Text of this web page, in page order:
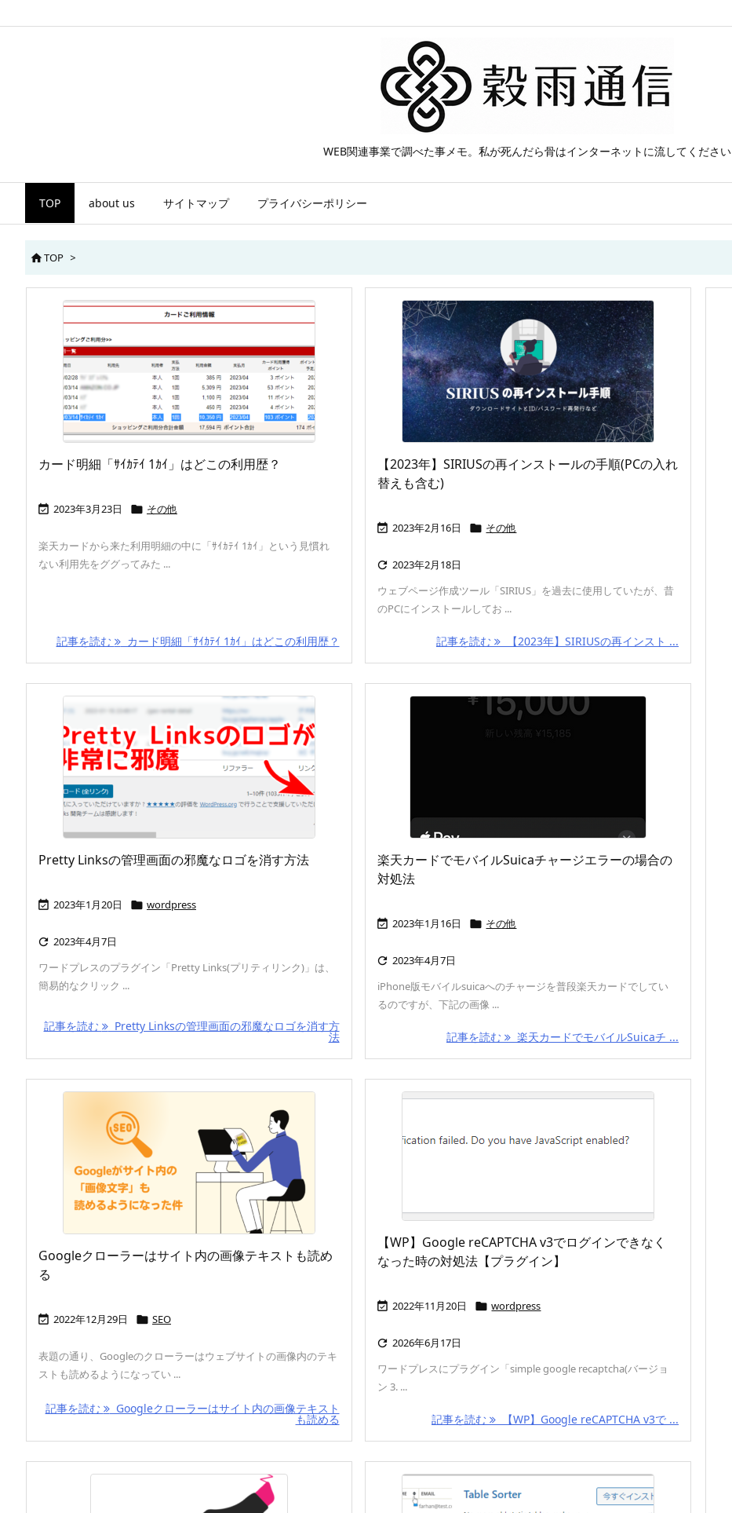
WEB関連事業で調べた事メモ。私が死んだら骨はインターネットに流してください
TOP about us サイトマップ プライバシーポリシー
TOP >
カード明細「ｻｲｶﾃｲ 1ｶｲ」はどこの利用歴？
 2023年3月23日  その他
楽天カードから来た利用明細の中に「ｻｲｶﾃｲ 1ｶｲ」という見慣れ
ない利用先をググってみた ...
記事を読む カード明細「ｻｲｶﾃｲ 1ｶｲ」はどこの利用歴？
【2023年】SIRIUSの再インストールの手順(PCの入れ
替えも含む)
 2023年2月16日  その他
 2023年2月18日
ウェブページ作成ツール「SIRIUS」を過去に使用していたが、昔
のPCにインストールしてお ...
記事を読む 【2023年】SIRIUSの再インスト ...
Pretty Linksの管理画面の邪魔なロゴを消す方法
 2023年1月20日  wordpress
 2023年4月7日
ワードプレスのプラグイン「Pretty Links(プリティリンク)」は、
簡易的なクリック ...
記事を読む Pretty Linksの管理画面の邪魔なロゴを消す方
法
楽天カードでモバイルSuicaチャージエラーの場合の
対処法
 2023年1月16日  その他
 2023年4月7日
iPhone版モバイルsuicaへのチャージを普段楽天カードでしてい
るのですが、下記の画像 ...
記事を読む 楽天カードでモバイルSuicaチ ...
Googleクローラーはサイト内の画像テキストも読め
る
 2022年12月29日  SEO
表題の通り、Googleのクローラーはウェブサイトの画像内のテキ
ストも読めるようになってい ...
記事を読む Googleクローラーはサイト内の画像テキスト
も読める
【WP】Google reCAPTCHA v3でログインできなく
なった時の対処法【プラグイン】
 2022年11月20日  wordpress
 2026年6月17日
ワードプレスにプラグイン「simple google recaptcha(バージョ
ン 3. ...
記事を読む 【WP】Google reCAPTCHA v3で ...